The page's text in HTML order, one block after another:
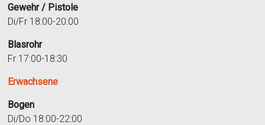
Gewehr / Pistole
Di/Fr 18:00-20:00
Blasrohr
Fr 17:00-18:30
Erwachsene
Bogen
Di/Do 18:00-22:00